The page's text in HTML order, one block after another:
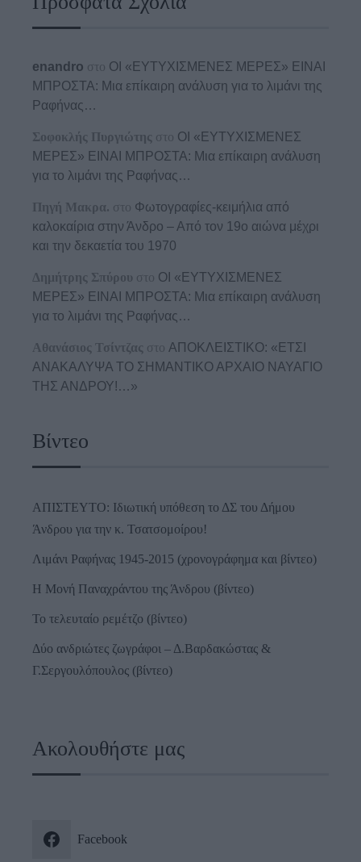
enandro στο ΟΙ «ΕΥΤΥΧΙΣΜΕΝΕΣ ΜΕΡΕΣ» ΕΙΝΑΙ
ΜΠΡΟΣΤΑ: Μια επίκαιρη ανάλυση για το λιμάνι της
Ραφήνας…
Σοφοκλής Πυργιώτης στο ΟΙ «ΕΥΤΥΧΙΣΜΕΝΕΣ
ΜΕΡΕΣ» ΕΙΝΑΙ ΜΠΡΟΣΤΑ: Μια επίκαιρη ανάλυση
για το λιμάνι της Ραφήνας…
Πηγή Μακρα. στο Φωτογραφίες-κειμήλια από
καλοκαίρια στην Άνδρο – Από τον 19ο αιώνα μέχρι
και την δεκαετία του 1970
Δημήτρης Σπύρου στο ΟΙ «ΕΥΤΥΧΙΣΜΕΝΕΣ
ΜΕΡΕΣ» ΕΙΝΑΙ ΜΠΡΟΣΤΑ: Μια επίκαιρη ανάλυση
για το λιμάνι της Ραφήνας…
Αθανάσιος Τσίντζας στο ΑΠΟΚΛΕΙΣΤΙΚΟ: «ΕΤΣΙ
ΑΝΑΚΑΛΥΨΑ ΤΟ ΣΗΜΑΝΤΙΚΟ ΑΡΧΑΙΟ ΝΑΥΑΓΙΟ
ΤΗΣ ΑΝΔΡΟΥ!…»
Βίντεο
ΑΠΙΣΤΕΥΤΟ: Ιδιωτική υπόθεση το ΔΣ του Δήμου
Άνδρου για την κ. Τσατσομοίρου!
Λιμάνι Ραφήνας 1945-2015 (χρονογράφημα και βίντεο)
Η Μονή Παναχράντου της Άνδρου (βίντεο)
Το τελευταίο ρεμέτζο (βίντεο)
Δύο ανδριώτες ζωγράφοι – Δ.Βαρδακώστας &
Γ.Σεργουλόπουλος (βίντεο)
Ακολουθήστε μας
Facebook